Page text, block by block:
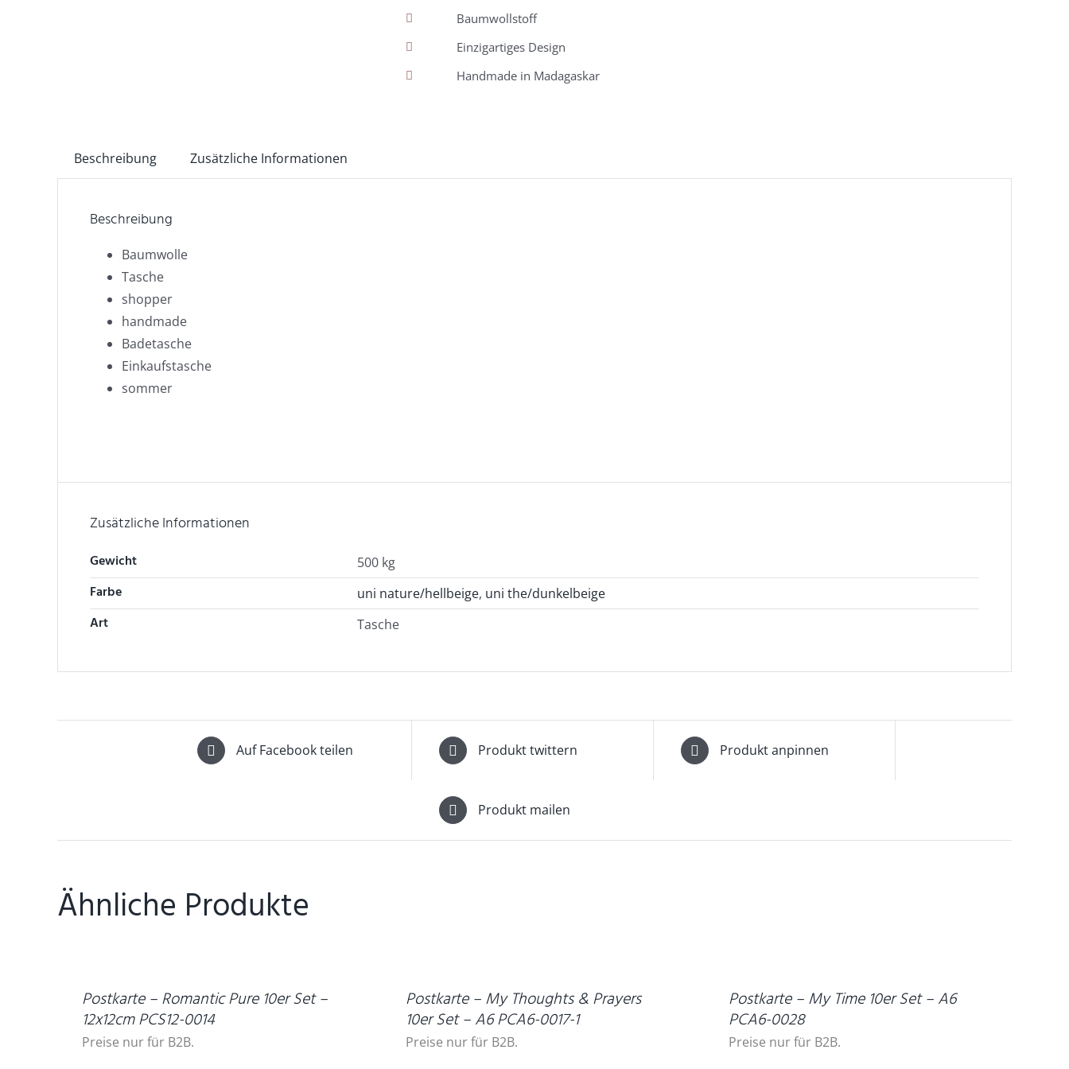
Baumwollstoff
Einzigartiges Design
Handmade in Madagaskar
Beschreibung Zusätzliche Informationen
Beschreibung
Baumwolle
Tasche
shopper
handmade
Badetasche
Einkaufstasche
sommer
Zusätzliche Informationen
Gewicht 500 kg
Farbe uni nature/hellbeige, uni the/dunkelbeige
Art Tasche
Auf Facebook teilen Produkt twittern Produkt anpinnen
Produkt mailen
Ähnliche Produkte
Postkarte – Romantic Pure 10er Set –
12x12cm PCS12-0014
Preise nur für B2B.
Postkarte – My Thoughts & Prayers
10er Set – A6 PCA6-0017-1
Preise nur für B2B.
Postkarte – My Time 10er Set – A6
PCA6-0028
Preise nur für B2B.